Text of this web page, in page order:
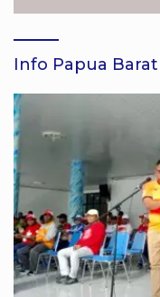
Info Papua Barat